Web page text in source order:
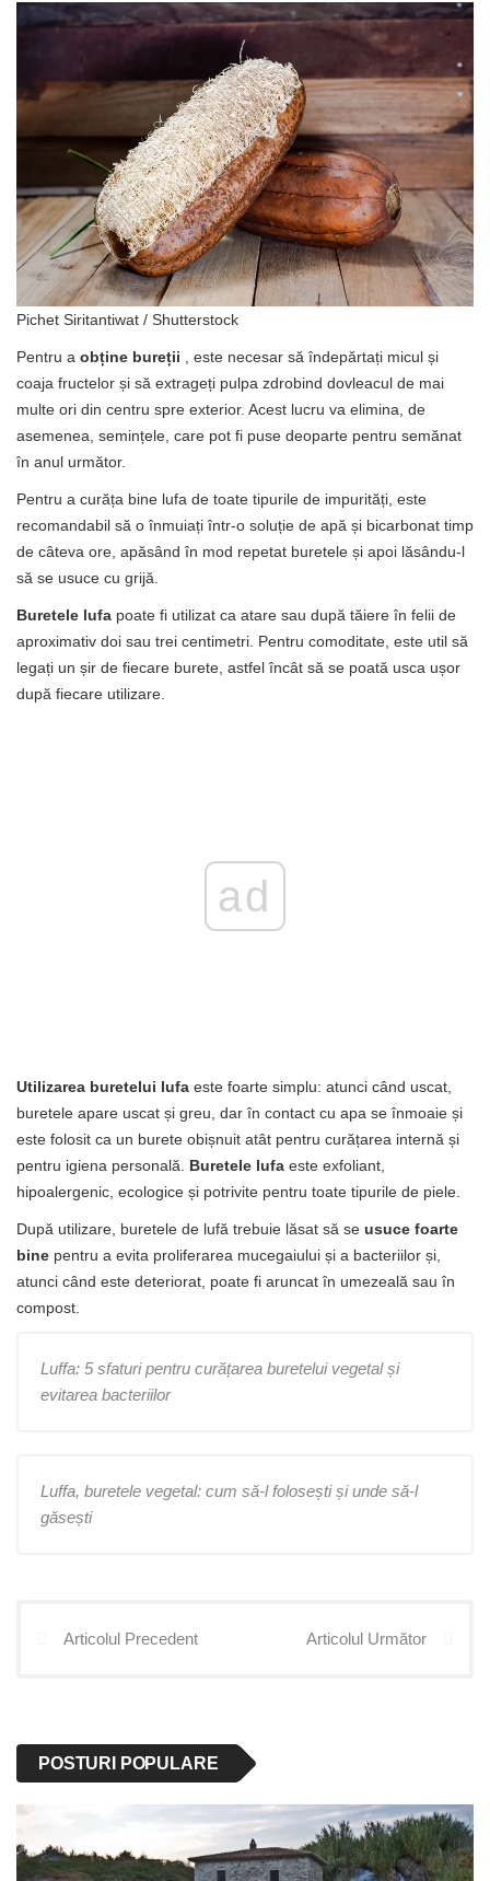
Pichet Siritantiwat / Shutterstock
Pentru a obține bureții , este necesar să îndepărtați micul și
coaja fructelor și să extrageți pulpa zdrobind dovleacul de mai
multe ori din centru spre exterior. Acest lucru va elimina, de
asemenea, semințele, care pot fi puse deoparte pentru semănat
în anul următor.
Pentru a curăța bine lufa de toate tipurile de impurități, este
recomandabil să o înmuiați într-o soluție de apă și bicarbonat timp
de câteva ore, apăsând în mod repetat buretele și apoi lăsându-l
să se usuce cu grijă.
Buretele lufa poate fi utilizat ca atare sau după tăiere în felii de
aproximativ doi sau trei centimetri. Pentru comoditate, este util să
legați un șir de fiecare burete, astfel încât să se poată usca ușor
după fiecare utilizare.
ad
Utilizarea buretelui lufa este foarte simplu: atunci când uscat,
buretele apare uscat și greu, dar în contact cu apa se înmoaie și
este folosit ca un burete obișnuit atât pentru curățarea internă și
pentru igiena personală. Buretele lufa este exfoliant,
hipoalergenic, ecologice și potrivite pentru toate tipurile de piele.
După utilizare, buretele de lufă trebuie lăsat să se usuce foarte
bine pentru a evita proliferarea mucegaiului și a bacteriilor și,
atunci când este deteriorat, poate fi aruncat în umezeală sau în
compost.
Luffa: 5 sfaturi pentru curățarea buretelui vegetal și
evitarea bacteriilor
Luffa, buretele vegetal: cum să-l folosești și unde să-l
găsești
Articolul Precedent Articolul Următor
POSTURI POPULARE